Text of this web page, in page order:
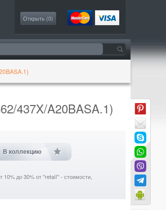
Открыть (0)
437X/A20BASA.1)
В коллекцию
до 30% от "retail" - стоимости,